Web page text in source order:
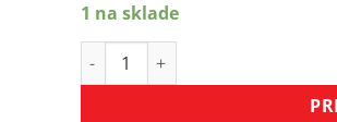
1 na sklade
množstvo Vodný skúter YAMAHA